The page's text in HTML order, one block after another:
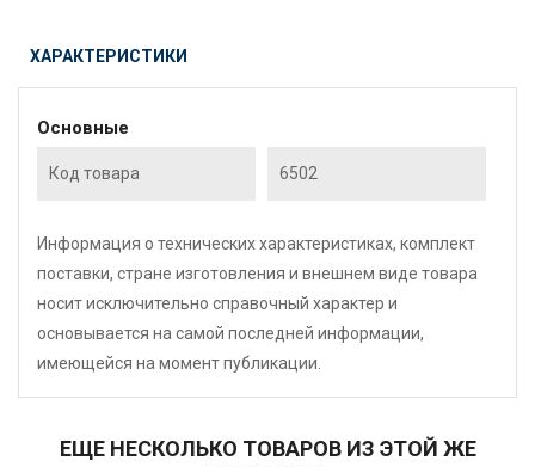
ХАРАКТЕРИСТИКИ
Основные
Код товара 6502
Информация о технических характеристиках, комплект
поставки, стране изготовления и внешнем виде товара
носит исключительно справочный характер и
основывается на самой последней информации,
имеющейся на момент публикации.
ЕЩЕ НЕСКОЛЬКО ТОВАРОВ ИЗ ЭТОЙ ЖЕ